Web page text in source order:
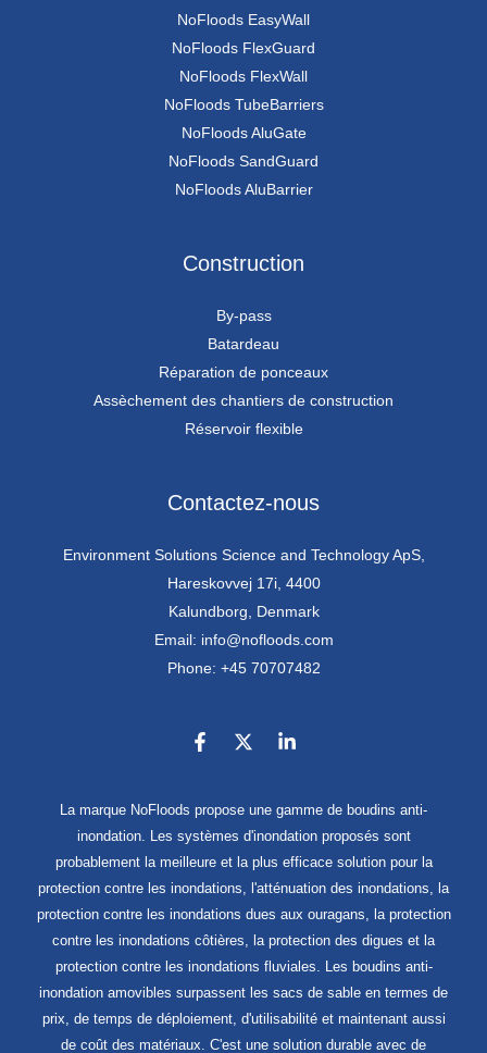
NoFloods EasyWall
NoFloods FlexGuard
NoFloods FlexWall
NoFloods TubeBarriers
NoFloods AluGate
NoFloods SandGuard
NoFloods AluBarrier
Construction
By-pass
Batardeau
Réparation de ponceaux
Assèchement des chantiers de construction
Réservoir flexible
Contactez-nous
Environment Solutions Science and Technology ApS,
Hareskovvej 17i, 4400
Kalundborg, Denmark
Email: info@nofloods.com
Phone: +45 70707482
La marque NoFloods propose une gamme de boudins anti-
inondation. Les systèmes d'inondation proposés sont
probablement la meilleure et la plus efficace solution pour la
protection contre les inondations, l'atténuation des inondations, la
protection contre les inondations dues aux ouragans, la protection
contre les inondations côtières, la protection des digues et la
protection contre les inondations fluviales. Les boudins anti-
inondation amovibles surpassent les sacs de sable en termes de
prix, de temps de déploiement, d'utilisabilité et maintenant aussi
de coût des matériaux. C'est une solution durable avec de